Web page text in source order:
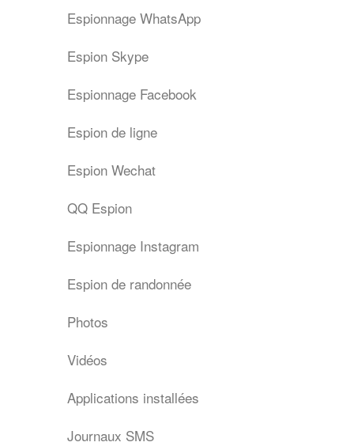
Espionnage WhatsApp
Espion Skype
Espionnage Facebook
Espion de ligne
Espion Wechat
QQ Espion
Espionnage Instagram
Espion de randonnée
Photos
Vidéos
Applications installées
Journaux SMS